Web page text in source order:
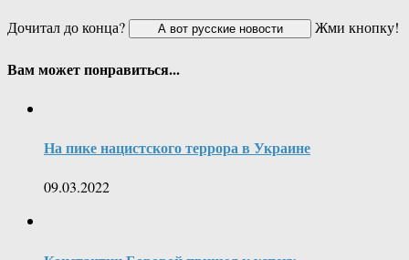
Дочитал до конца?
Жми кнопку!
Вам может понравиться...
На пике нацистского террора в Украине
09.03.2022